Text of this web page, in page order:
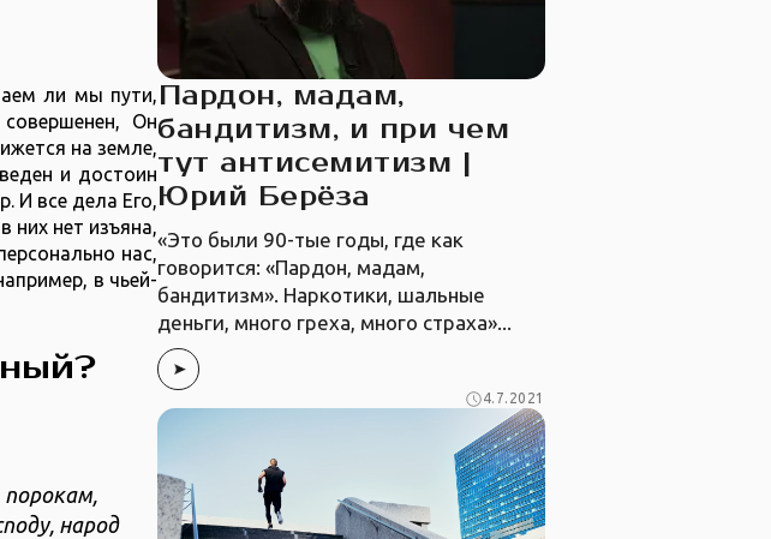
ли мы пути,
Он
на земле,
и достоин
И все дела Его,
них нет изъяна,
нас,
в чьей-
порокам,
народ
Пардон, мадам,
бандитизм, и при чем
тут антисемитизм |
Юрий Берёза
«Это были 90-тые годы, где как
говорится: «Пардон, мадам,
бандитизм». Наркотики, шальные
деньги, много греха, много страха»...
4.7.2021